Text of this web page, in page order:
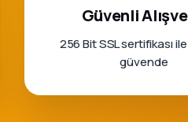
Güvenli
256 Bit SSL sertifikası ile
güvende